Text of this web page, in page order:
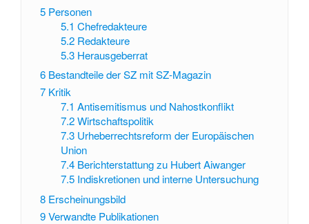
5 Personen
5.1 Chefredakteure
5.2 Redakteure
5.3 Herausgeberrat
6 Bestandteile der SZ mit SZ-Magazin
7 Kritik
7.1 Antisemitismus und Nahostkonflikt
7.2 Wirtschaftspolitik
7.3 Urheberrechtsreform der Europäischen
Union
7.4 Berichterstattung zu Hubert Aiwanger
7.5 Indiskretionen und interne Untersuchung
8 Erscheinungsbild
9Verwandte Publikationen